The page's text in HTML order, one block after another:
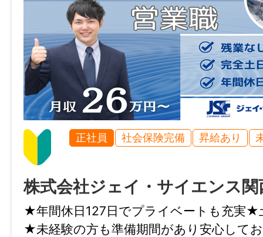
月平均：27時間
特記事項
・受動喫煙防止対策：屋内禁煙
・試用期間：3か月
・試用期間中の労働条件：同条件
・雇用期間の定め：なし
・定年制：あり（60歳）
・再雇用制度：あり（65歳）
・固定残業代制：あり
基本給にＬＰ手当（３６０００円）含む
正社員 社会保険完備 昇給あり
株式会社ジェイ・サイエンス関
★年間休日127日でプライベートも充実★
★未経験の方も準備期間があり安心して